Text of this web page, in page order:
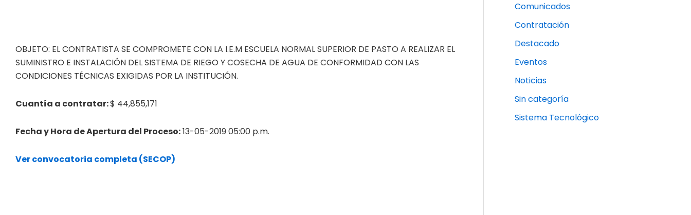
OBJETO: EL CONTRATISTA SE COMPROMETE CON LA I.E.M ESCUELA NORMAL SUPERIOR DE PASTO A REALIZAR EL
SUMINISTRO E INSTALACIÓN DEL SISTEMA DE RIEGO Y COSECHA DE AGUA DE CONFORMIDAD CON LAS
CONDICIONES TÉCNICAS EXIGIDAS POR LA INSTITUCIÓN.
Cuantía a contratar:$ 44,855,171
Fecha y Hora de Apertura del Proceso:13-05-2019 05:00 p.m.
Ver convocatoria completa (SECOP)
Comunicados
Contratación
Destacado
Eventos
Noticias
Sin categoría
Sistema Tecnológico